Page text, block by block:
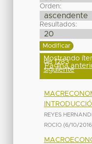
Orden:
Resultados:
Mostrando
de 1283
Página
siguiente
REYES
ROCIO (6/10/2016